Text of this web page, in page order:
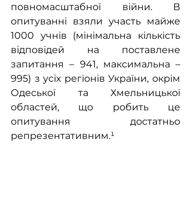
повномасштабної війни. В
опитуванні взяли участь майже
1000 учнів (мінімальна кількість
відповідей на поставлене
запитання – 941, максимальна –
995) з усіх регіонів України, окрім
Одеської та Хмельницької
областей, що робить це
опитування достатньо
репрезентативним.¹